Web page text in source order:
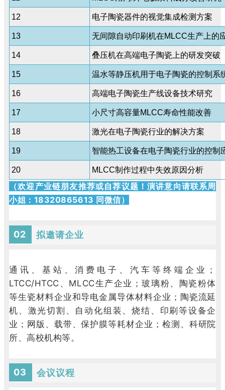
12 电子陶瓷器件的视觉集成检测方案
13 无间隙自动印刷机在MLCC生产上的
14 叠压机在高端电子陶瓷上的研发突破
15 温水等静压机用于电子陶瓷的控制系
16 高端电子陶瓷生产线设备技术研究
17 小尺寸高容量MLCC寿命性能改善
18 激光在电子陶瓷行业的解决方案
19 智能热工设备在电子陶瓷行业的控制
20 MLCC制作过程中失效原因分析
（欢迎产业链朋友推荐或自荐议题！演讲意向请联系周
小姐：18320865613 同微信）
02 拟邀请企业
通讯、基站、消费电子、汽车等终端企业；
LTCC/HTCC、MLCC生产企业；玻璃粉、陶瓷粉体
等生瓷材料企业和导电金属导体材料企业；陶瓷流延
机、激光切割、自动化组装、烧结、印刷等设备企
业；网版、载带、保护膜等耗材企业；检测、科研院
所、高校机构等。
03 会议议程